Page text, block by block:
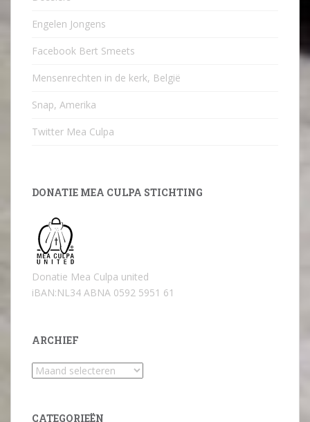
Engelen Jongens
Facebook Bert Smeets
Mensenrechten in de kerk, België
Snap, Amerika
Twitter Mea Culpa
DONATIE MEA CULPA STICHTING
Donatie Mea Culpa united
iBAN:NL34 ABNA 0592 5951 61
ARCHIEF
Archief
CATEGORIEËN